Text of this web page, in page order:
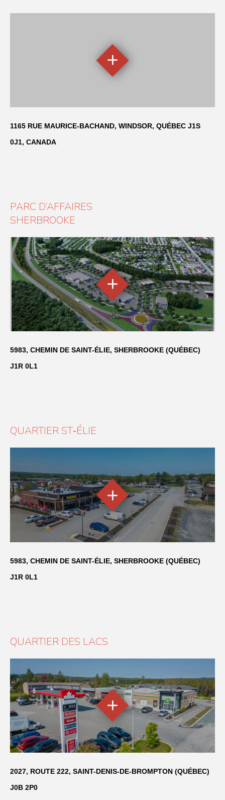
1165 RUE MAURICE-BACHAND, WINDSOR, QUÉBEC J1S
0J1, CANADA
PARC D’AFFAIRES
SHERBROOKE
5983, CHEMIN DE SAINT-ÉLIE, SHERBROOKE (QUÉBEC)
J1R 0L1
QUARTIER ST‑ÉLIE
5983, CHEMIN DE SAINT-ÉLIE, SHERBROOKE (QUÉBEC)
J1R 0L1
QUARTIER DES LACS
2027, ROUTE 222, SAINT-DENIS-DE-BROMPTON (QUÉBEC)
J0B 2P0